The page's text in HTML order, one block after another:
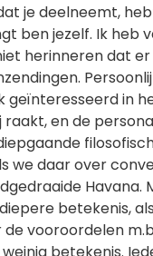
je deelneemt,
ben jezelf. Ik heb
herinneren dat er
geïnteresseerd in
en de
we daar over
Havana.
betekenis,
vooroordelen